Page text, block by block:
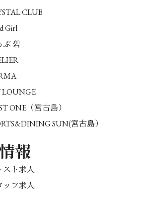
CLUB
Girl
ぶ 碧
LOUNGE
ONE（宮古島）
SUN(宮古島）
報
スト求人
ッフ求人